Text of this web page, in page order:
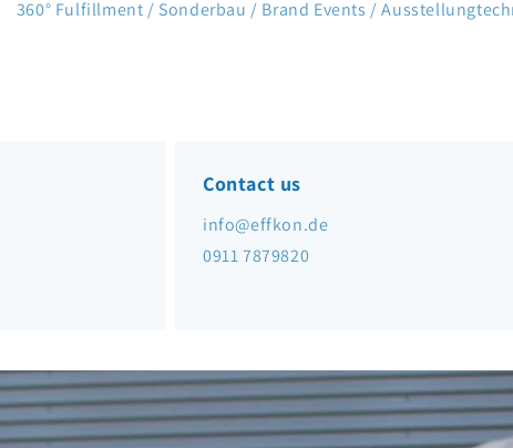
360° Fulfillment / Sonderbau / Brand Events /
Contact us
info@effkon.de
0911 7879820